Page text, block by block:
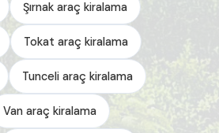
Şırnak araç kiralama
Tokat araç kiralama
Tunceli araç kiralama
Van araç kiralama